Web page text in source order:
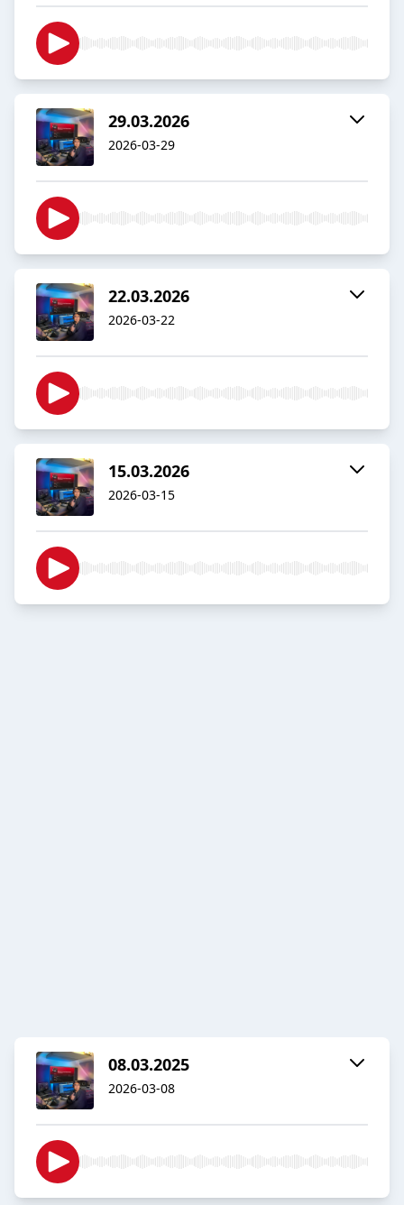
29.03.2026
2026-03-29
22.03.2026
2026-03-22
15.03.2026
2026-03-15
08.03.2025
2026-03-08